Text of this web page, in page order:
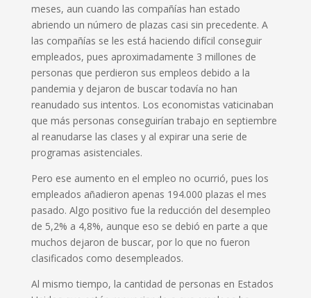
meses, aun cuando las compañías han estado
abriendo un número de plazas casi sin precedente. A
las compañías se les está haciendo difícil conseguir
empleados, pues aproximadamente 3 millones de
personas que perdieron sus empleos debido a la
pandemia y dejaron de buscar todavía no han
reanudado sus intentos. Los economistas vaticinaban
que más personas conseguirían trabajo en septiembre
al reanudarse las clases y al expirar una serie de
programas asistenciales.
Pero ese aumento en el empleo no ocurrió, pues los
empleados añadieron apenas 194.000 plazas el mes
pasado. Algo positivo fue la reducción del desempleo
de 5,2% a 4,8%, aunque eso se debió en parte a que
muchos dejaron de buscar, por lo que no fueron
clasificados como desempleados.
Al mismo tiempo, la cantidad de personas en Estados